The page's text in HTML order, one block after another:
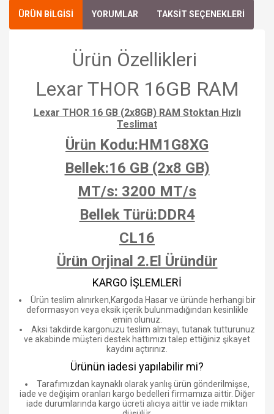
ÜRÜN BİLGİSİ YORUMLAR TAKSİT SEÇENEKLERİ
Ürün Özellikleri
Lexar THOR 16GB RAM
Lexar THOR 16 GB (2x8GB) RAM Stoktan Hızlı
Teslimat
Ürün Kodu:HM1G8XG
Bellek:16 GB (2x8 GB)
MT/s: 3200 MT/s
Bellek Türü:DDR4
CL16
Ürün Orjinal 2.El Üründür
KARGO İŞLEMLERİ
Ürün teslim alınırken,Kargoda Hasar ve üründe herhangi bir
deformasyon veya eksik içerik bulunmadığından kesinlikle
emin olunuz.
Aksi takdirde kargonuzu teslim almayı, tutanak tutturunuz
ve akabinde müşteri destek hattımızı talep ettiğiniz şikayet
kaydını açtırınız.
Ürünün iadesi yapılabilir mi?
Tarafımızdan kaynaklı olarak yanlış ürün gönderilmişse,
iade ve değişim oranları kargo bedelleri firmamıza aittir. Diğer
iade durumlarında kargo ücreti alıcıya aittir ve iade miktarı